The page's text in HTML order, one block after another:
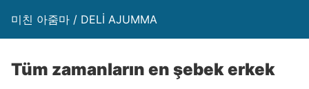
미친 아줌마 / DELİ AJUMMA
Tüm zamanların en şebek erkek